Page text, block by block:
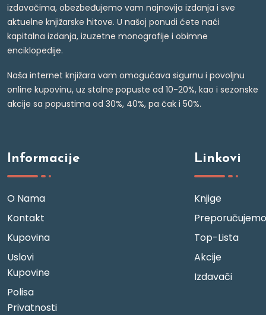
izdavačima, obezbeđujemo vam najnovija izdanja i sve
aktuelne knjižarske hitove. U našoj ponudi ćete naći
kapitalna izdanja, izuzetne monografije i obimne
enciklopedije.
Naša internet knjižara vam omogućava sigurnu i povoljnu
online kupovinu, uz stalne popuste od 10-20%, kao i sezonske
akcije sa popustima od 30%, 40%, pa čak i 50%.
Informacije
O Nama
Kontakt
Kupovina
Uslovi
Kupovine
Polisa
Privatnosti
Linkovi
Knjige
Preporučujemo
Top-Lista
Akcije
Izdavači